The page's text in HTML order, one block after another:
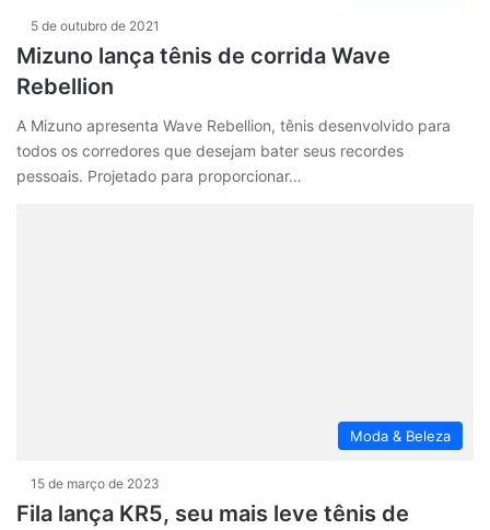
5 de outubro de 2021
Mizuno lança tênis de corrida Wave
Rebellion
A Mizuno apresenta Wave Rebellion, tênis desenvolvido para
todos os corredores que desejam bater seus recordes
pessoais. Projetado para proporcionar…
Moda & Beleza
15 de março de 2023
Fila lança KR5, seu mais leve tênis de